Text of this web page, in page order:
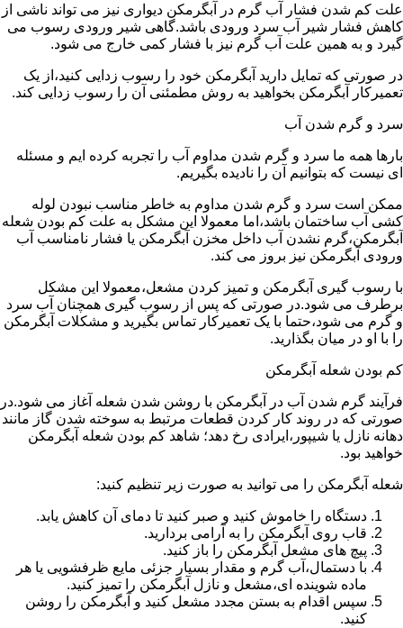
علت کم شدن فشار آب گرم در آبگرمکن دیواری نیز می تواند ناشی از
کاهش فشار شیر آب سرد ورودی باشد.گاهی شیر ورودی رسوب می
گیرد و به همین علت آب گرم نیز با فشار کمی خارج می شود.
در صورتی که تمایل دارید آبگرمکن خود را رسوب زدایی کنید،از یک
تعمیرکار آبگرمکن بخواهید به روش مطمئنی آن را رسوب زدایی کند.
سرد و گرم شدن آب
بارها همه ما سرد و گرم شدن مداوم آب را تجربه کرده ایم و مسئله
ای نیست که بتوانیم آن را نادیده بگیریم.
ممکن است سرد و گرم شدن مداوم به خاطر مناسب نبودن لوله
کشی آب ساختمان باشد،اما معمولا این مشکل به علت کم بودن شعله
آبگرمکن،گرم نشدن آب داخل مخزن آبگرمکن یا فشار نامناسب آب
ورودی آبگرمکن نیز بروز می کند.
با رسوب گیری آبگرمکن و تمیز کردن مشعل،معمولا این مشکل
برطرف می شود.در صورتی که پس از رسوب گیری همچنان آب سرد
و گرم می شود،حتما با یک تعمیرکار تماس بگیرید و مشکلات آبگرمکن
را با او در میان بگذارید.
کم بودن شعله آبگرمکن
فرآیند گرم شدن آب در آبگرمکن با روشن شدن شعله آغاز می شود.در
صورتی که در روند کار کردن قطعات مرتبط به سوخته شدن گاز مانند
دهانه نازل یا شیپور،ایرادی رخ دهد؛ شاهد کم بودن شعله آبگرمکن
خواهید بود.
شعله آبگرمکن را می توانید به صورت زیر تنظیم کنید:
دستگاه را خاموش کنید و صبر کنید تا دمای آن کاهش یابد.
قاب روی آبگرمکن را به آرامی بردارید.
پیچ های مشعل آبگرمکن را باز کنید.
با دستمال،آب گرم و مقدار بسیار جزئی مایع ظرفشویی یا هر
ماده شوینده ای،مشعل و نازل آبگرمکن را تمیز کنید.
سپس اقدام به بستن مجدد مشعل کنید و آبگرمکن را روشن
کنید.